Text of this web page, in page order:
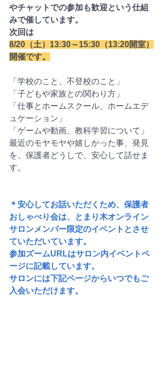
やチャットでの参加も歓迎という仕組
みで催しています。
次回は
8/20（土）13:30～15:30（13:20開室）
開催です。
「学校のこと、不登校のこと」
「子どもや家族との関わり方」
「仕事とホームスクール、ホームエデ
ュケーション」
「ゲームや動画、教科学習について」
最近のモヤモヤや嬉しかった事、発見
を、保護者どうしで、安心して話せま
す。
＊安心してお話いただくため、保護者
おしゃべり会は、とまり木オンライン
サロンメンバー限定のイベントとさせ
ていただいています。
参加ズームURLはサロン内イベントペ
ージに記載しています。
サロンには下記ページからいつでもご
入会いただけます。